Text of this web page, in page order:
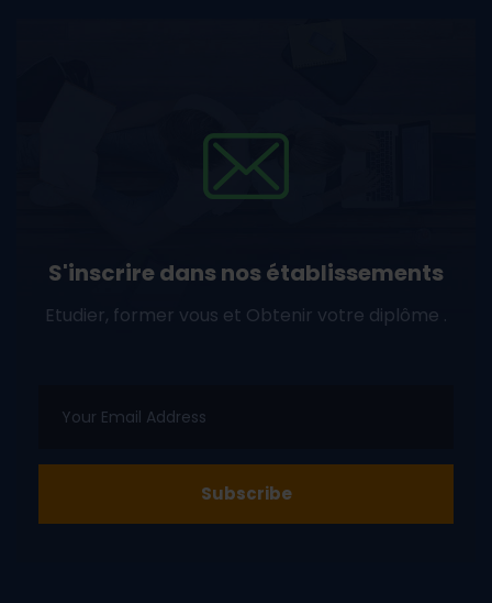
S'inscrire dans nos établissements
Etudier, former vous et Obtenir votre diplôme .